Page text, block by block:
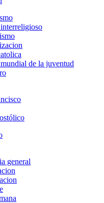
de la juventud
general